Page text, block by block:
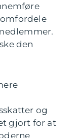
den
og
gjort for at